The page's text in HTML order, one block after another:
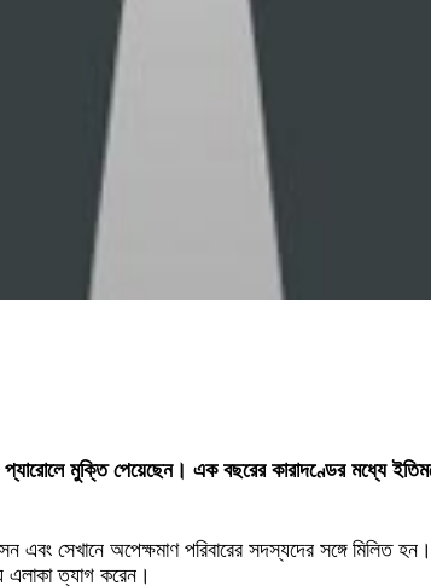
প্যারোলে মুক্তি পেয়েছেন। এক বছরের কারাদণ্ডের মধ্যে
সেখানে অপেক্ষমাণ পরিবারের সদস্যদের সঙ্গে মিলিত
এলাকা ত্যাগ করেন।